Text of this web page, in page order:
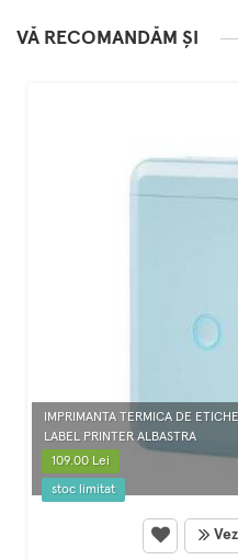
VĂ RECOMANDĂM ȘI
IMPRIMANTA TERMICA DE
LABEL PRINTER ALBASTRA
109.00 Lei
stoc limitat